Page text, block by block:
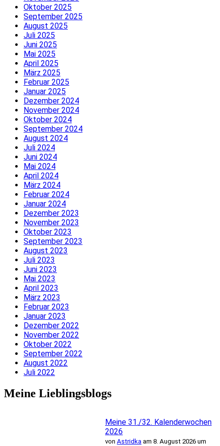
Oktober 2025
September 2025
August 2025
Juli 2025
Juni 2025
Mai 2025
April 2025
März 2025
Februar 2025
Januar 2025
Dezember 2024
November 2024
Oktober 2024
September 2024
August 2024
Juli 2024
Juni 2024
Mai 2024
April 2024
März 2024
Februar 2024
Januar 2024
Dezember 2023
November 2023
Oktober 2023
September 2023
August 2023
Juli 2023
Juni 2023
Mai 2023
April 2023
März 2023
Februar 2023
Januar 2023
Dezember 2022
November 2022
Oktober 2022
September 2022
August 2022
Juli 2022
Meine Lieblingsblogs
Meine 31./32. Kalenderwochen
2026
von Astridka am 8. August 2026 um